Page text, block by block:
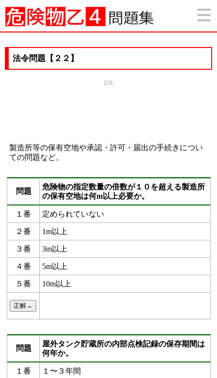
法令問題【２２】
広告
製造所等の保有空地や承認・許可・届出の手続きについ
ての問題など。
問題
危険物の指定数量の倍数が１０を超える製造所
の保有空地は何m以上必要か。
１番 定められていない
２番 1m以上
３番 3m以上
４番 5m以上
５番 10m以上
問題
屋外タンク貯蔵所の内部点検記録の保存期間は
何年か。
１番 １〜３年間